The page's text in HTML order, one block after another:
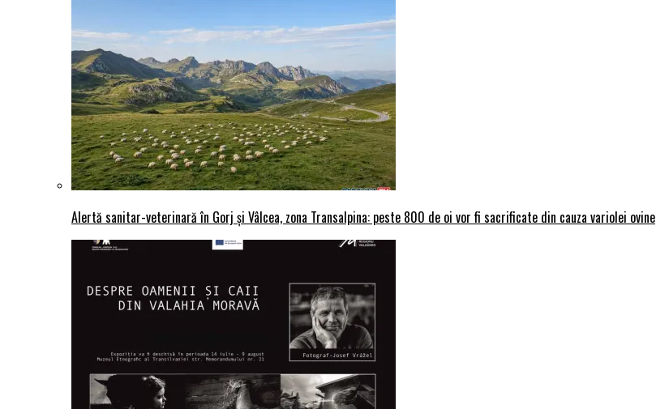
Alertă sanitar-veterinară în Gorj și Vâlcea, zona Transalpina: peste 800 de oi vor fi sacrificate din cauza variolei ovine